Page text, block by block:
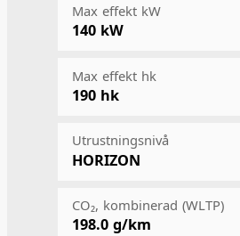
Max effekt kW
140 kW
Max effekt hk
190 hk
Utrustningsnivå
HORIZON
CO₂, kombinerad (WLTP)
198.0 g/km